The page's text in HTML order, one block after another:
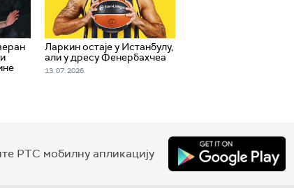
Ларкин остаје у Истанбулу,
али у дресу Фенербахчеа
13. 07. 2026.
РТС мобилну апликацију